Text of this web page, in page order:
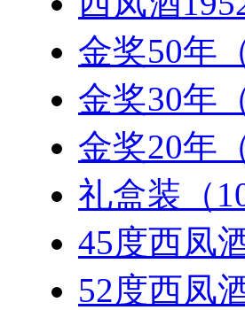
金奖50年
金奖30年
金奖20年
礼盒装（
45度西凤
52度西凤